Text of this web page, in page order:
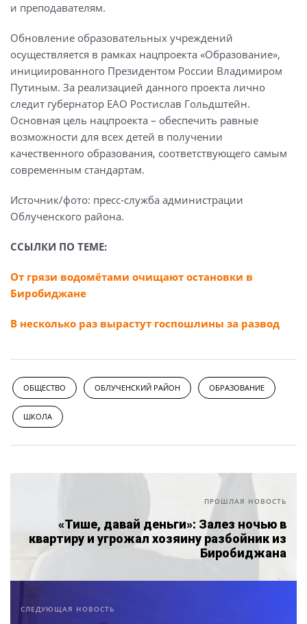
и преподавателям.
Обновление образовательных учреждений
осуществляется в рамках нацпроекта «Образование»,
инициированного Президентом России Владимиром
Путиным. За реализацией данного проекта лично
следит губернатор ЕАО Ростислав Гольдштейн.
Основная цель нацпроекта – обеспечить равные
возможности для всех детей в получении
качественного образования, соответствующего самым
современным стандартам.
Источник/фото: пресс-служба администрации
Облученского района.
ССЫЛКИ ПО ТЕМЕ:
От грязи водомётами очищают остановки в
Биробиджане
В несколько раз вырастут госпошлины за развод
ОБЩЕСТВО ОБЛУЧЕНСКИЙ РАЙОН ОБРАЗОВАНИЕ
ШКОЛА
ПРОШЛАЯ НОВОСТЬ
«Тише, давай деньги»: Залез ночью в
квартиру и угрожал хозяину разбойник из
Биробиджана
СЛЕДУЮЩАЯ НОВОСТЬ